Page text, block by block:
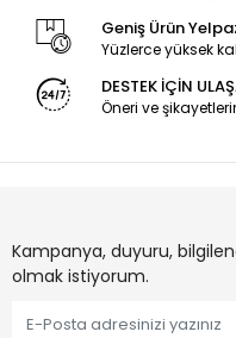
Geniş Ürün
Yüzlerce yüksek
DESTEK İÇİN
Öneri ve
Kampanya, duyuru,
olmak istiyorum.